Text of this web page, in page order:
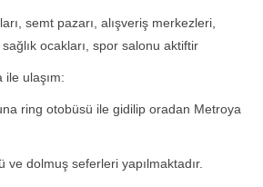
semt pazarı, alışveriş merkezleri,
ocakları, spor salonu aktiftir
ile ulaşım:
ring otobüsü ile gidilip oradan Metroya
ve dolmuş seferleri yapılmaktadır.